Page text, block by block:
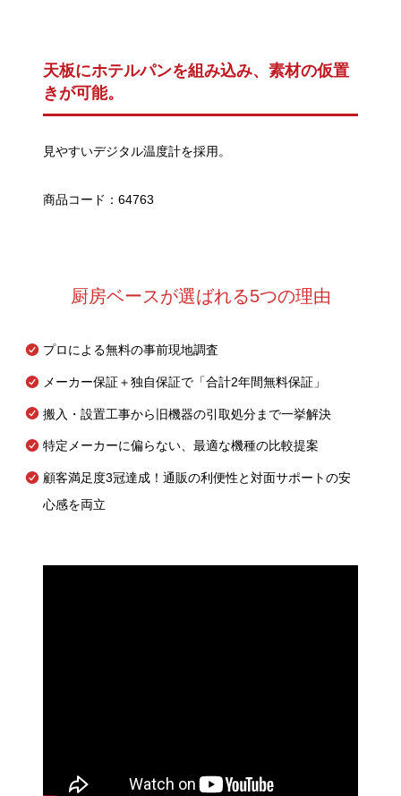
天板にホテルパンを組み込み、素材の仮置
きが可能。
見やすいデジタル温度計を採用。
商品コード：64763
厨房ベースが選ばれる5つの理由
プロによる無料の事前現地調査
メーカー保証＋独自保証で「合計2年間無料保証」
搬入・設置工事から旧機器の引取処分まで一挙解決
特定メーカーに偏らない、最適な機種の比較提案
顧客満足度3冠達成！通販の利便性と対面サポートの安
心感を両立